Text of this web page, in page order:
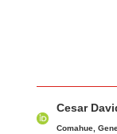
u
Cesar
Comahue,